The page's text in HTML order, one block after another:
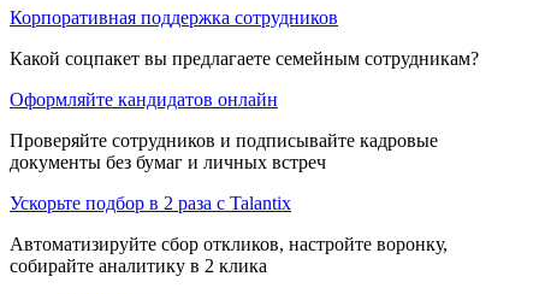
Корпоративная поддержка сотрудников
Какой соцпакет вы предлагаете семейным сотрудникам?
Оформляйте кандидатов онлайн
Проверяйте сотрудников и подписывайте кадровые
документы без бумаг и личных встреч
Ускорьте подбор в 2 раза с Talantix
Автоматизируйте сбор откликов, настройте воронку,
собирайте аналитику в 2 клика